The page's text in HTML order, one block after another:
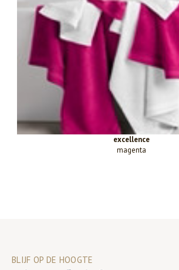
excellence
magenta
BLIJF OP DE HOOGTE